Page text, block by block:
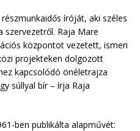
íróját, aki széles
szervezetről. Raja Mare
központot vezetett, ismeri
projekteken dolgozott
kapcsolódó önéletrajza
súllyal bír – írja Raja
ben publikálta alapművét: